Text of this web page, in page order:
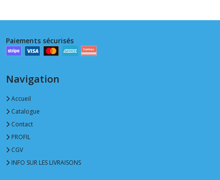
Paiements sécurisés
Navigation
Accueil
Catalogue
Contact
PROFIL
CGV
INFO SUR LES LIVRAISONS